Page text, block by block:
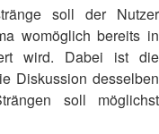
soll der Nutzer
womöglich bereits in
wird. Dabei ist die
Diskussion desselben
soll möglichst